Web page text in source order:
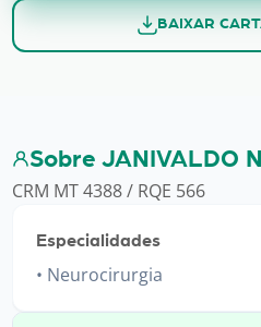
BAIXAR
Sobre JANIVALDO
CRM MT 4388 / RQE 566
Especialidades
Neurocirurgia